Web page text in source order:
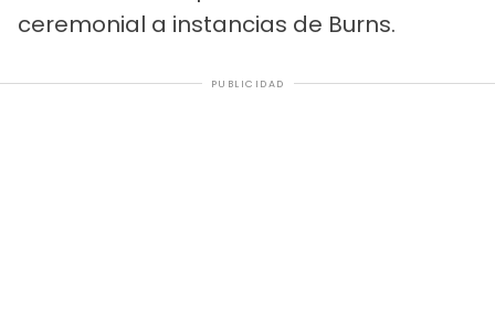
ceremonial a instancias de Burns.
PUBLICIDAD